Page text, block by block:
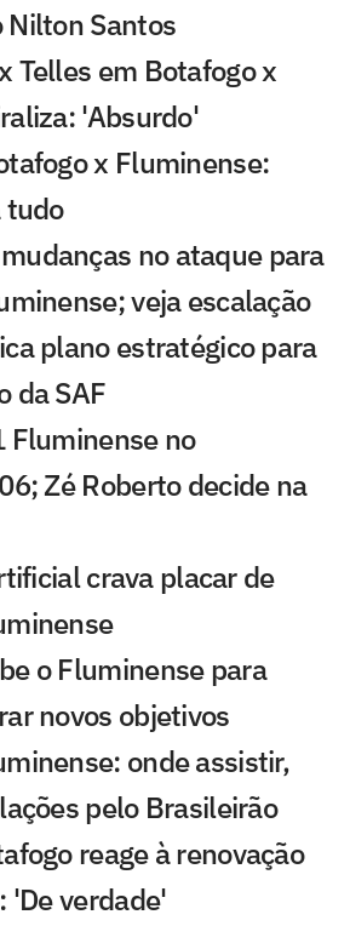
Nilton Santos
Telles em Botafogo x
'Absurdo'
x Fluminense:
tudo
no ataque para
veja escalação
plano estratégico para
da SAF
Fluminense no
Zé Roberto decide na
crava placar de
o Fluminense para
novos objetivos
onde assistir,
pelo Brasileirão
reage à renovação
'De verdade'